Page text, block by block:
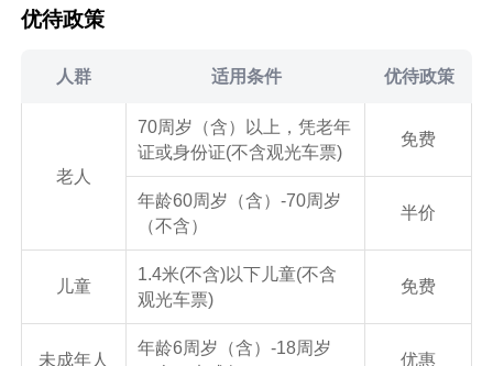
优待政策
人群 适用条件 优待政策
老人
70周岁（含）以上，凭老年
证或身份证(不含观光车票)
免费
年龄60周岁（含）-70周岁
（不含）
半价
儿童
1.4米(不含)以下儿童(不含
观光车票)
免费
未成年人
年龄6周岁（含）-18周岁
优惠